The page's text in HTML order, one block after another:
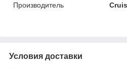
Производитель
Условия доставки